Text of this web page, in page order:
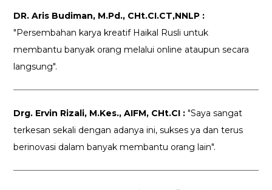
DR. Aris Budiman, M.Pd., CHt.CI.CT,NNLP :
"Persembahan karya kreatif Haikal Rusli untuk
membantu banyak orang melalui online ataupun secara
langsung".
Drg. Ervin Rizali, M.Kes., AIFM, CHt.CI : "Saya sangat
terkesan sekali dengan adanya ini, sukses ya dan terus
berinovasi dalam banyak membantu orang lain".